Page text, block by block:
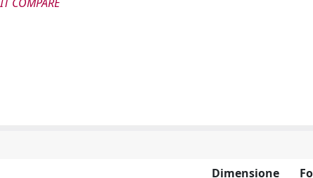
Dimensione